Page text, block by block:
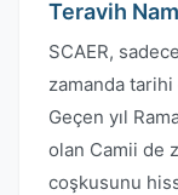
Teravih
SCAER,
zamanda
Geçen yıl
olan Camii de
coşkusunu